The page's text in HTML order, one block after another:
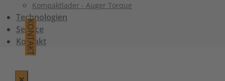
Kompaktlader - Auger Torque
Technologien
Service
Kontakt
KONTAKT